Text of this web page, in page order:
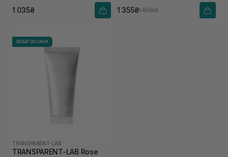
1 035₴ 1 355₴1 806₴
ВИБІР ОКСАНИ
TRANSPARENT-LAB
TRANSPARENT-LAB Rose